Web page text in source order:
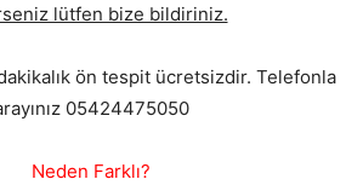
lütfen bize bildiriniz.
ön tespit ücretsizdir. Telefonla
05424475050
Neden Farklı?